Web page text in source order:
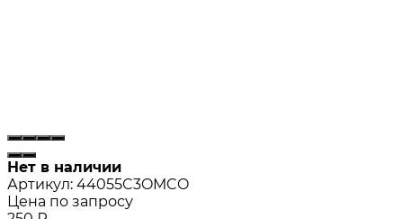
Нет в наличии
Артикул: 44055C3OMCO
Цена по запросу